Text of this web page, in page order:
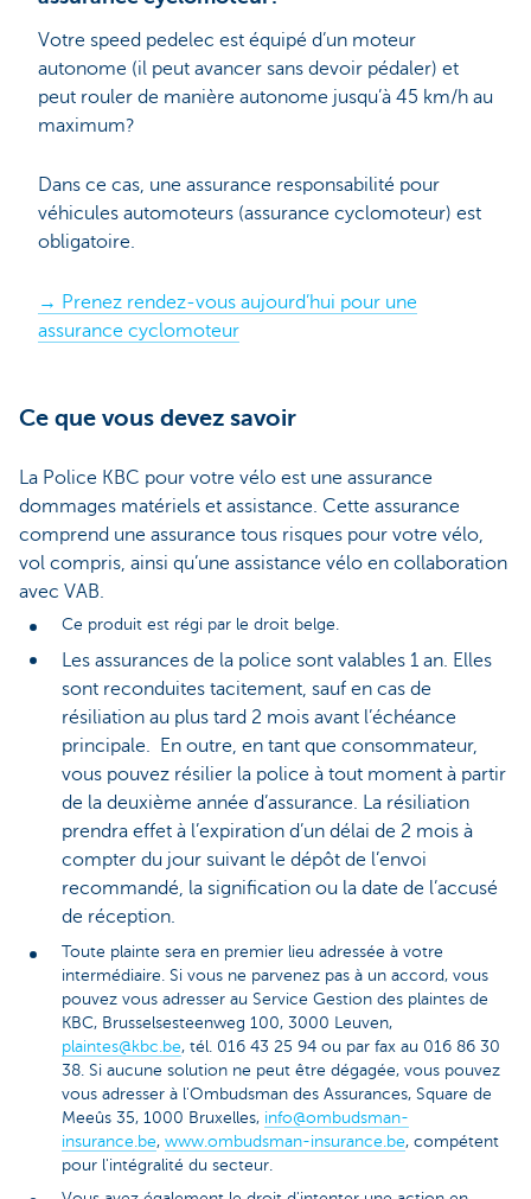
Votre speed pedelec est équipé d’un moteur
autonome (il peut avancer sans devoir pédaler) et
peut rouler de manière autonome jusqu’à 45 km/h au
maximum?
Dans ce cas, une assurance responsabilité pour
véhicules automoteurs (assurance cyclomoteur) est
obligatoire.
→ Prenez rendez-vous aujourd’hui pour une
assurance cyclomoteur
Ce que vous devez savoir
La Police KBC pour votre vélo est une assurance
dommages matériels et assistance. Cette assurance
comprend une assurance tous risques pour votre vélo,
vol compris, ainsi qu’une assistance vélo en collaboration
avec VAB.
Ce produit est régi par le droit belge.
Les assurances de la police sont valables 1 an. Elles
sont reconduites tacitement, sauf en cas de
résiliation au plus tard 2 mois avant l’échéance
principale. En outre, en tant que consommateur,
vous pouvez résilier la police à tout moment à partir
de la deuxième année d’assurance. La résiliation
prendra effet à l’expiration d’un délai de 2 mois à
compter du jour suivant le dépôt de l’envoi
recommandé, la signification ou la date de l’accusé
de réception.
Toute plainte sera en premier lieu adressée à votre
intermédiaire. Si vous ne parvenez pas à un accord, vous
pouvez vous adresser au Service Gestion des plaintes de
KBC, Brusselsesteenweg 100, 3000 Leuven,
plaintes@kbc.be, tél. 016 43 25 94 ou par fax au 016 86 30
38. Si aucune solution ne peut être dégagée, vous pouvez
vous adresser à l'Ombudsman des Assurances, Square de
Meeûs 35, 1000 Bruxelles, info@ombudsman-
insurance.be, www.ombudsman-insurance.be, compétent
pour l'intégralité du secteur.